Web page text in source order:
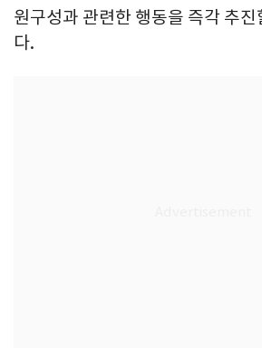
원구성과 관련한 행동을 즉각 추
다.